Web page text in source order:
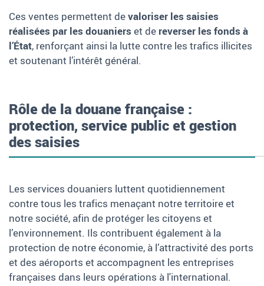
Ces ventes permettent devaloriser les saisies
réalisées par les douaniers et de reverser les fonds à
l’État, renforçant ainsi la lutte contre les trafics illicites
et soutenant l’intérêt général.
Rôle de la douane française :
protection, service public et gestion
des saisies
Les services douaniers luttent quotidiennement
contre tous les trafics menaçant notre territoire et
notre société, afin de protéger les citoyens et
l’environnement. Ils contribuent également à la
protection de notre économie, à l’attractivité des ports
et des aéroports et accompagnent les entreprises
françaises dans leurs opérations à l'international.